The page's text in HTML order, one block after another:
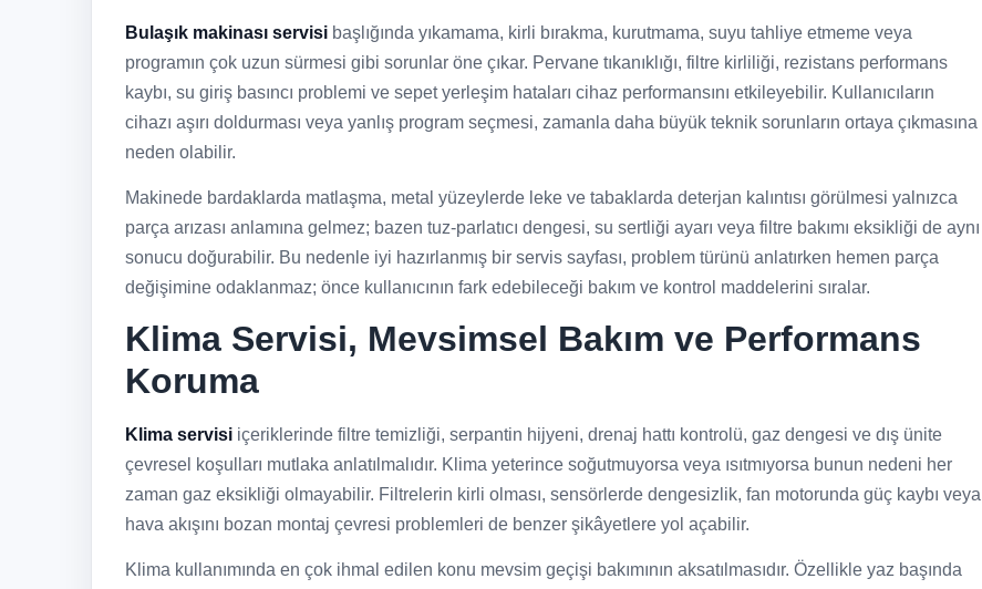
Bulaşık makinası servisi başlığında yıkamama, kirli bırakma, kurutmama, suyu tahliye etmeme veya
programın çok uzun sürmesi gibi sorunlar öne çıkar. Pervane tıkanıklığı, filtre kirliliği, rezistans performans
kaybı, su giriş basıncı problemi ve sepet yerleşim hataları cihaz performansını etkileyebilir. Kullanıcıların
cihazı aşırı doldurması veya yanlış program seçmesi, zamanla daha büyük teknik sorunların ortaya çıkmasına
neden olabilir.
Makinede bardaklarda matlaşma, metal yüzeylerde leke ve tabaklarda deterjan kalıntısı görülmesi yalnızca
parça arızası anlamına gelmez; bazen tuz-parlatıcı dengesi, su sertliği ayarı veya filtre bakımı eksikliği de aynı
sonucu doğurabilir. Bu nedenle iyi hazırlanmış bir servis sayfası, problem türünü anlatırken hemen parça
değişimine odaklanmaz; önce kullanıcının fark edebileceği bakım ve kontrol maddelerini sıralar.
Klima Servisi, Mevsimsel Bakım ve Performans
Koruma
Klima servisi içeriklerinde filtre temizliği, serpantin hijyeni, drenaj hattı kontrolü, gaz dengesi ve dış ünite
çevresel koşulları mutlaka anlatılmalıdır. Klima yeterince soğutmuyorsa veya ısıtmıyorsa bunun nedeni her
zaman gaz eksikliği olmayabilir. Filtrelerin kirli olması, sensörlerde dengesizlik, fan motorunda güç kaybı veya
hava akışını bozan montaj çevresi problemleri de benzer şikâyetlere yol açabilir.
Klima kullanımında en çok ihmal edilen konu mevsim geçişi bakımının aksatılmasıdır. Özellikle yaz başında